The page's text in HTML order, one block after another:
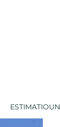
ESTIMATIOUN